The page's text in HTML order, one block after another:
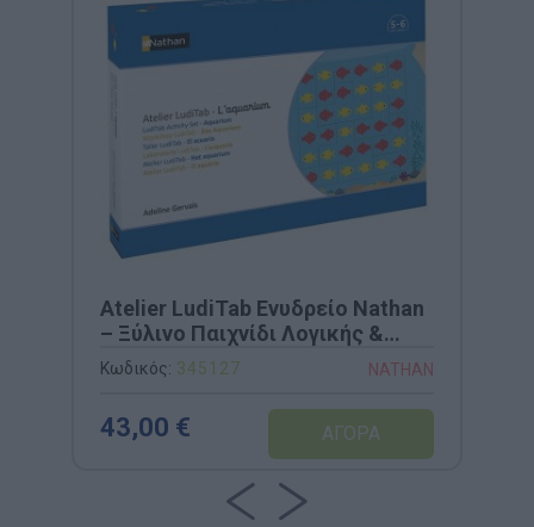
Atelier LudiTab Ενυδρείο Nathan
– Ξύλινο Παιχνίδι Λογικής &
Χωρικού Προσανατολισμού
(Κωδ. 345127)
Κωδικός: 345127 NATHAN
43,00 €